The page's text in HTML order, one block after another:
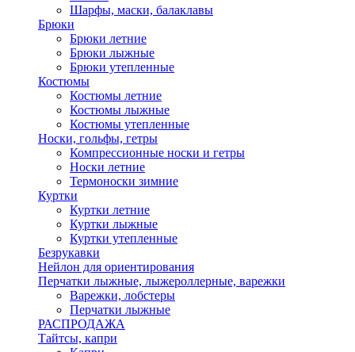
Шарфы, маски, балаклавы
Брюки
Брюки летние
Брюки лыжные
Брюки утепленные
Костюмы
Костюмы летние
Костюмы лыжные
Костюмы утепленные
Носки, гольфы, гетры
Компрессионные носки и гетры
Носки летние
Термоноски зимние
Куртки
Куртки летние
Куртки лыжные
Куртки утепленные
Безрукавки
Нейлон для ориентирования
Перчатки лыжные, лыжероллерные, варежки
Варежки, лобстеры
Перчатки лыжные
РАСПРОДАЖА
Тайтсы, капри